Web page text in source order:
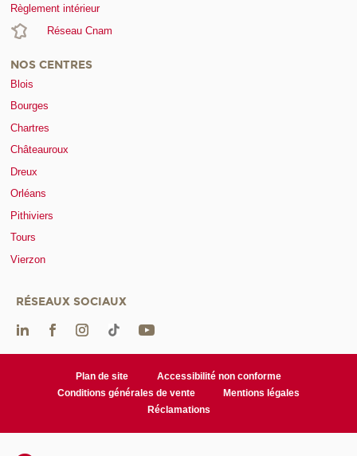
Règlement intérieur
Réseau Cnam
NOS CENTRES
Blois
Bourges
Chartres
Châteauroux
Dreux
Orléans
Pithiviers
Tours
Vierzon
RÉSEAUX SOCIAUX
Plan de site
Accessibilité non conforme
Conditions générales de vente
Mentions légales
Réclamations